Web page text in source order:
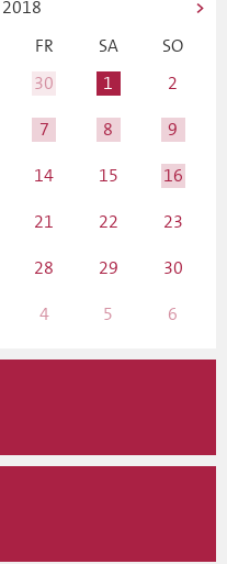
2018
FR SA
SO
30 1
2
7 8
9
14 15
16
21 22
23
28 29
30
4 5 6